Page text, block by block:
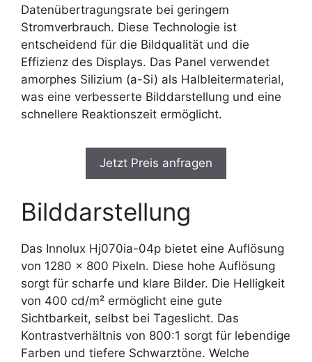
Datenübertragungsrate bei geringem
Stromverbrauch. Diese Technologie ist
entscheidend für die Bildqualität und die
Effizienz des Displays. Das Panel verwendet
amorphes Silizium (a-Si) als Halbleitermaterial,
was eine verbesserte Bilddarstellung und eine
schnellere Reaktionszeit ermöglicht.
Jetzt Preis anfragen
Bilddarstellung
Das Innolux Hj070ia-04p bietet eine Auflösung
von 1280 x 800 Pixeln. Diese hohe Auflösung
sorgt für scharfe und klare Bilder. Die Helligkeit
von 400 cd/m² ermöglicht eine gute
Sichtbarkeit, selbst bei Tageslicht. Das
Kontrastverhältnis von 800:1 sorgt für lebendige
Farben und tiefere Schwarztöne. Welche